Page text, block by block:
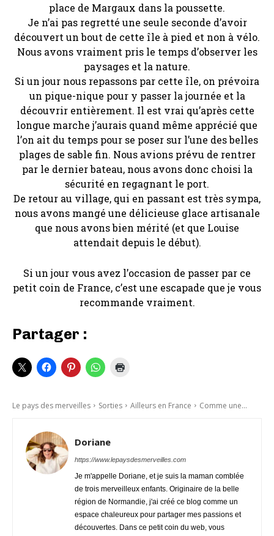
place de Margaux dans la poussette.
Je n’ai pas regretté une seule seconde d’avoir
découvert un bout de cette île à pied et non à vélo.
Nous avons vraiment pris le temps d’observer les
paysages et la nature.
Si un jour nous repassons par cette île, on prévoira
un pique-nique pour y passer la journée et la
découvrir entièrement. Il est vrai qu’après cette
longue marche j’aurais quand même apprécié que
l’on ait du temps pour se poser sur l’une des belles
plages de sable fin. Nous avions prévu de rentrer
par le dernier bateau, nous avons donc choisi la
sécurité en regagnant le port.
De retour au village, qui en passant est très sympa,
nous avons mangé une délicieuse glace artisanale
que nous avons bien mérité (et que Louise
attendait depuis le début).
Si un jour vous avez l’occasion de passer par ce
petit coin de France, c’est une escapade que je vous
recommande vraiment.
Partager :
Le pays des merveilles Sorties Ailleurs en France Comme une...
Doriane
https://www.lepaysdesmerveilles.com
Je m'appelle Doriane, et je suis la maman comblée
de trois merveilleux enfants. Originaire de la belle
région de Normandie, j'ai créé ce blog comme un
espace chaleureux pour partager mes passions et
découvertes. Dans ce petit coin du web, vous